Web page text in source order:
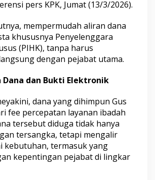
pers KPK, Jumat (13/3/2026).
mempermudah aliran dana
khususnya Penyelenggara
(PIHK), tanpa harus
dengan pejabat utama.
Dana dan Bukti Elektronik
dana yang dihimpun Gus
fee percepatan layanan ibadah
tersebut diduga tidak hanya
tersangka, tetapi mengalir
kebutuhan, termasuk yang
kepentingan pejabat di lingkar